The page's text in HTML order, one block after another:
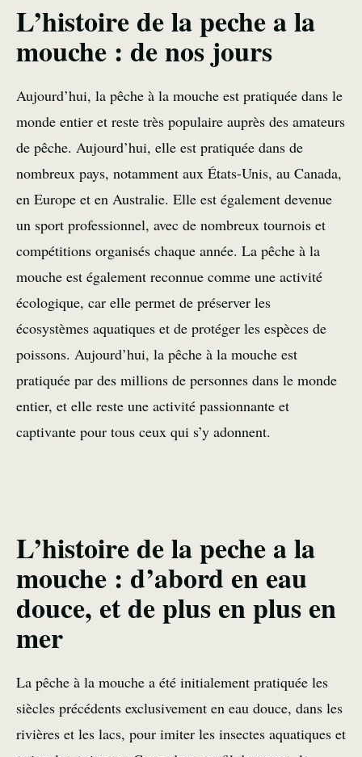
L’histoire de la peche a la
mouche : de nos jours
Aujourd’hui, la pêche à la mouche est pratiquée dans le
monde entier et reste très populaire auprès des amateurs
de pêche. Aujourd’hui, elle est pratiquée dans de
nombreux pays, notamment aux États-Unis, au Canada,
en Europe et en Australie. Elle est également devenue
un sport professionnel, avec de nombreux tournois et
compétitions organisés chaque année. La pêche à la
mouche est également reconnue comme une activité
écologique, car elle permet de préserver les
écosystèmes aquatiques et de protéger les espèces de
poissons. Aujourd’hui, la pêche à la mouche est
pratiquée par des millions de personnes dans le monde
entier, et elle reste une activité passionnante et
captivante pour tous ceux qui s’y adonnent.
L’histoire de la peche a la
mouche : d’abord en eau
douce, et de plus en plus en
mer
La pêche à la mouche a été initialement pratiquée les
siècles précédents exclusivement en eau douce, dans les
rivières et les lacs, pour imiter les insectes aquatiques et